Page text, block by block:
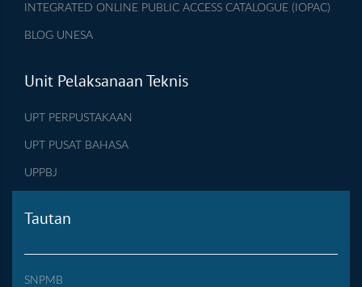
INTEGRATED ONLINE PUBLIC ACCESS CATALOGUE (IOPAC)
BLOG UNESA
Unit Pelaksanaan Teknis
UPT PERPUSTAKAAN
UPT PUSAT BAHASA
UPPBJ
Tautan
SNPMB